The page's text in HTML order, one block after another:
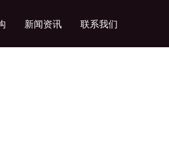
新闻资讯 联系我们